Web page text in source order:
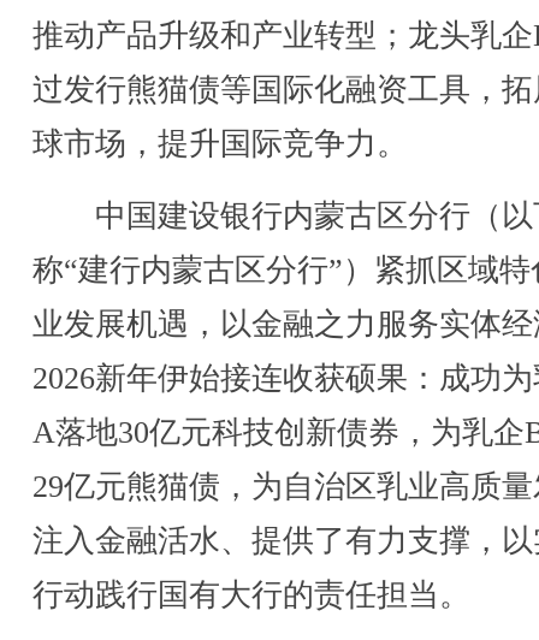
推动产品升级和产业转型；龙头乳
过发行熊猫债等国际化融资工具，
球市场，提升国际竞争力。
中国建设银行内蒙古区分行（以
称“建行内蒙古区分行”）紧抓区域特
业发展机遇，以金融之力服务实体
2026新年伊始接连收获硕果：成功
A落地30亿元科技创新债券，为乳企
29亿元熊猫债，为自治区乳业高质
注入金融活水、提供了有力支撑，
行动践行国有大行的责任担当。